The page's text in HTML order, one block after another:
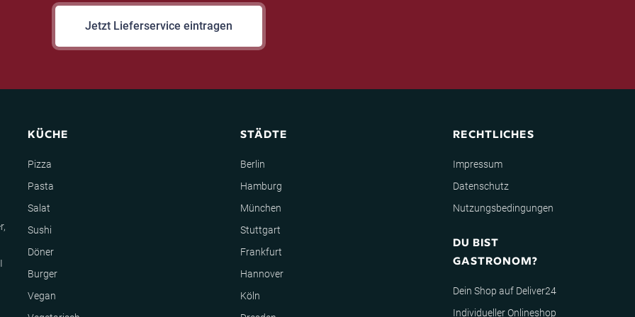
Jetzt Lieferservice eintragen
KÜCHE
Pizza
Pasta
Salat
Sushi
Döner
Burger
Vegan
STÄDTE
Berlin
Hamburg
München
Stuttgart
Frankfurt
Hannover
Köln
RECHTLICHES
Impressum
Datenschutz
Nutzungsbedingungen
DU BIST
GASTRONOM?
Dein Shop auf Deliver24
Individueller Onlineshop